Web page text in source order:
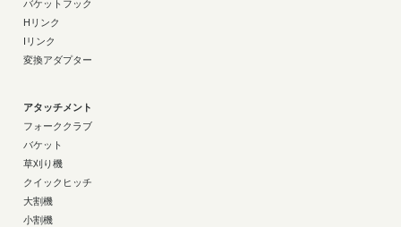
バケットフック
Hリンク
Iリンク
変換アダプター
アタッチメント
フォーククラブ
バケット
草刈り機
クイックヒッチ
大割機
小割機